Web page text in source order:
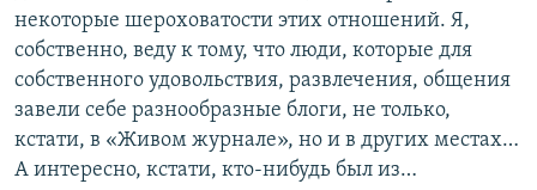
некоторые шероховатости этих отношений. Я,
собственно, веду к тому, что люди, которые для
собственного удовольствия, развлечения, общения
завели себе разнообразные блоги, не только,
кстати, в «Живом журнале», но и в других местах…
А интересно, кстати, кто-нибудь был из…